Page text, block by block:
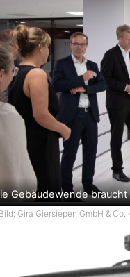
Gebäudewende
Gira Giersiepen GmbH & Co.